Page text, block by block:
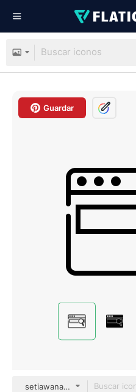
Guardar
setiawanap Detailed Outline